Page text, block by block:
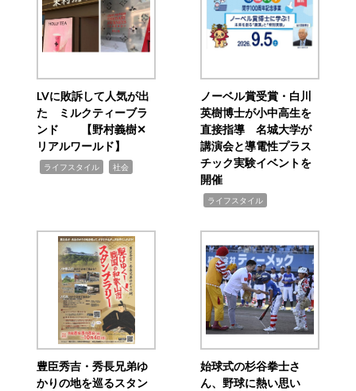
LVに敗訴して人気が出
た ミルクティーブラ
ンド 【野村義樹✕
リアルワールド】
ライフスタイル 社会
ノーベル賞受賞・白川
英樹博士が小中高生を
直接指導 名城大学が
講演会と導電性プラス
チック実験イベントを
開催
ライフスタイル
豊臣秀吉・秀長兄弟ゆ
かりの地を巡るスタン
始球式の杉谷拳士さ
ん、野球に熱い思い